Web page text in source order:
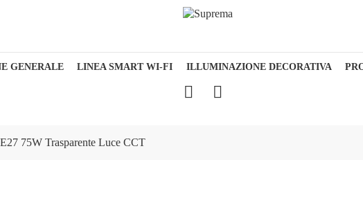
GENERALE LINEA SMART WI-FI ILLUMINAZIONE DECORATIVA
75W Trasparente Luce CCT